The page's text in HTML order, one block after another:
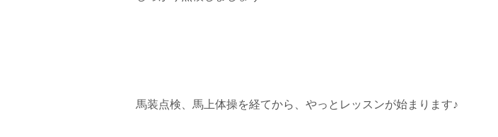
馬装点検、馬上体操を経てから、やっとレッスンが始まります♪